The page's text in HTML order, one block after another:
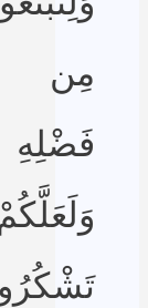
مِن
فَضْلِهِ